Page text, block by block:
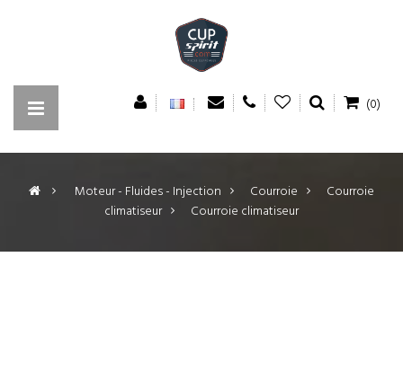
(0)
> Moteur - Fluides - Injection > Courroie >
Courroie
climatiseur > Courroie climatiseur